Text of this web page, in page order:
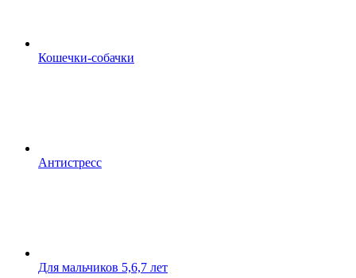
Кошечки-собачки
Антистресс
Для мальчиков 5,6,7 лет